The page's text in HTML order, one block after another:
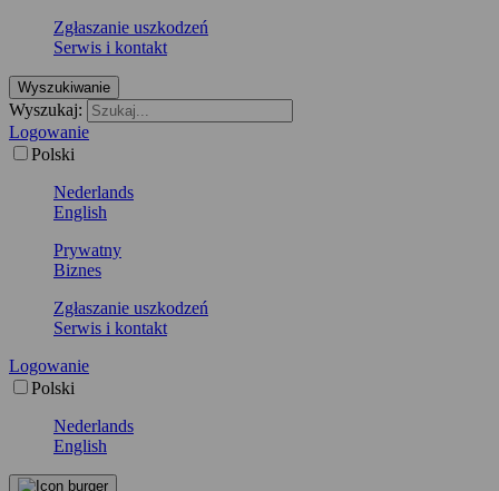
Zgłaszanie uszkodzeń
Serwis i kontakt
Wyszukiwanie
Wyszukaj:
Logowanie
Polski
Nederlands
English
Prywatny
Biznes
Zgłaszanie uszkodzeń
Serwis i kontakt
Logowanie
Polski
Nederlands
English